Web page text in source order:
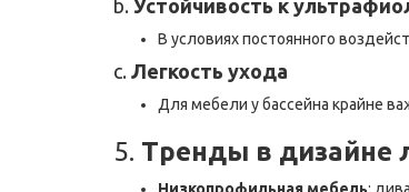
b. Устойчивость к
В условиях постоянного
c. Легкость ухода
Для мебели у бассейна крайне
5. Тренды в дизайне